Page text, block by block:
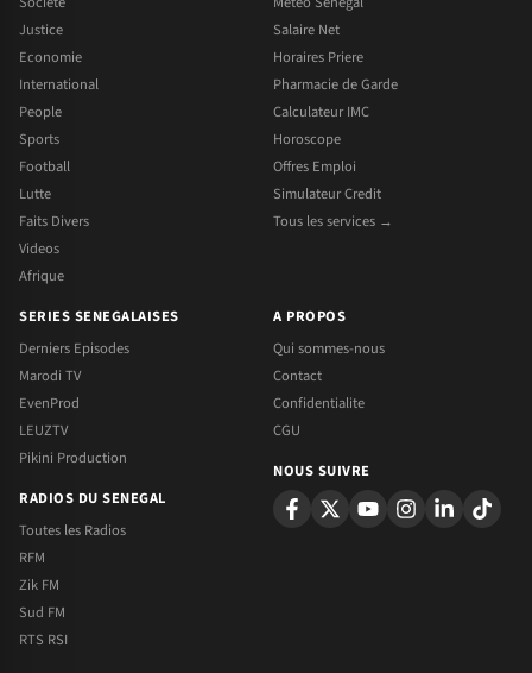
Justice
Economie
International
People
Sports
Football
Lutte
Faits Divers
Videos
Afrique
Salaire Net
Horaires Priere
Pharmacie de Garde
Calculateur IMC
Horoscope
Offres Emploi
Simulateur Credit
Tous les services →
SERIES SENEGALAISES
Derniers Episodes
Marodi TV
EvenProd
LEUZTV
Pikini Production
RADIOS DU SENEGAL
Toutes les Radios
RFM
Zik FM
Sud FM
RTS RSI
A PROPOS
Qui sommes-nous
Contact
Confidentialite
CGU
NOUS SUIVRE